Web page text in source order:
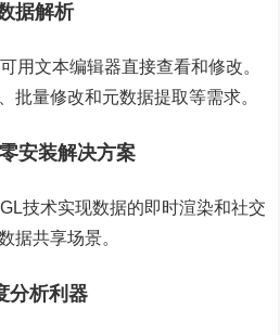
据解析
用文本编辑器直接查看和修改。
批量修改和元数据提取等需求。
安装解决方案
技术实现数据的即时渲染和社交
据共享场景。
分析利器